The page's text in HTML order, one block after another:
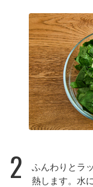
2
ふんわりとラ
熱します。水